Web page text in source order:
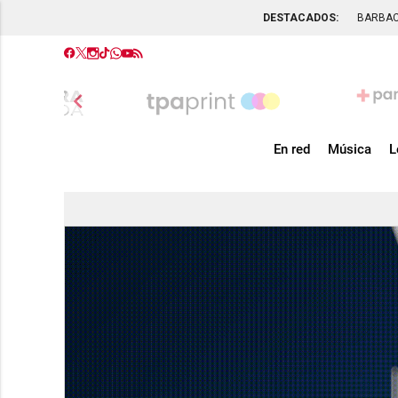
DESTACADOS:
chevron_left
En red Música